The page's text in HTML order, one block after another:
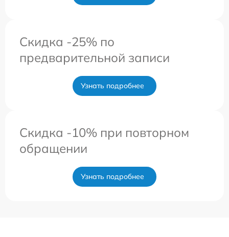
Скидка -25% по
предварительной записи
Узнать подробнее
Скидка -10% при повторном
обращении
Узнать подробнее